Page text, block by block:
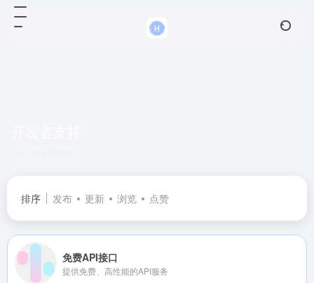
排序 发布 更新 浏览 点赞
免费API接口
提供免费、高性能的API服务